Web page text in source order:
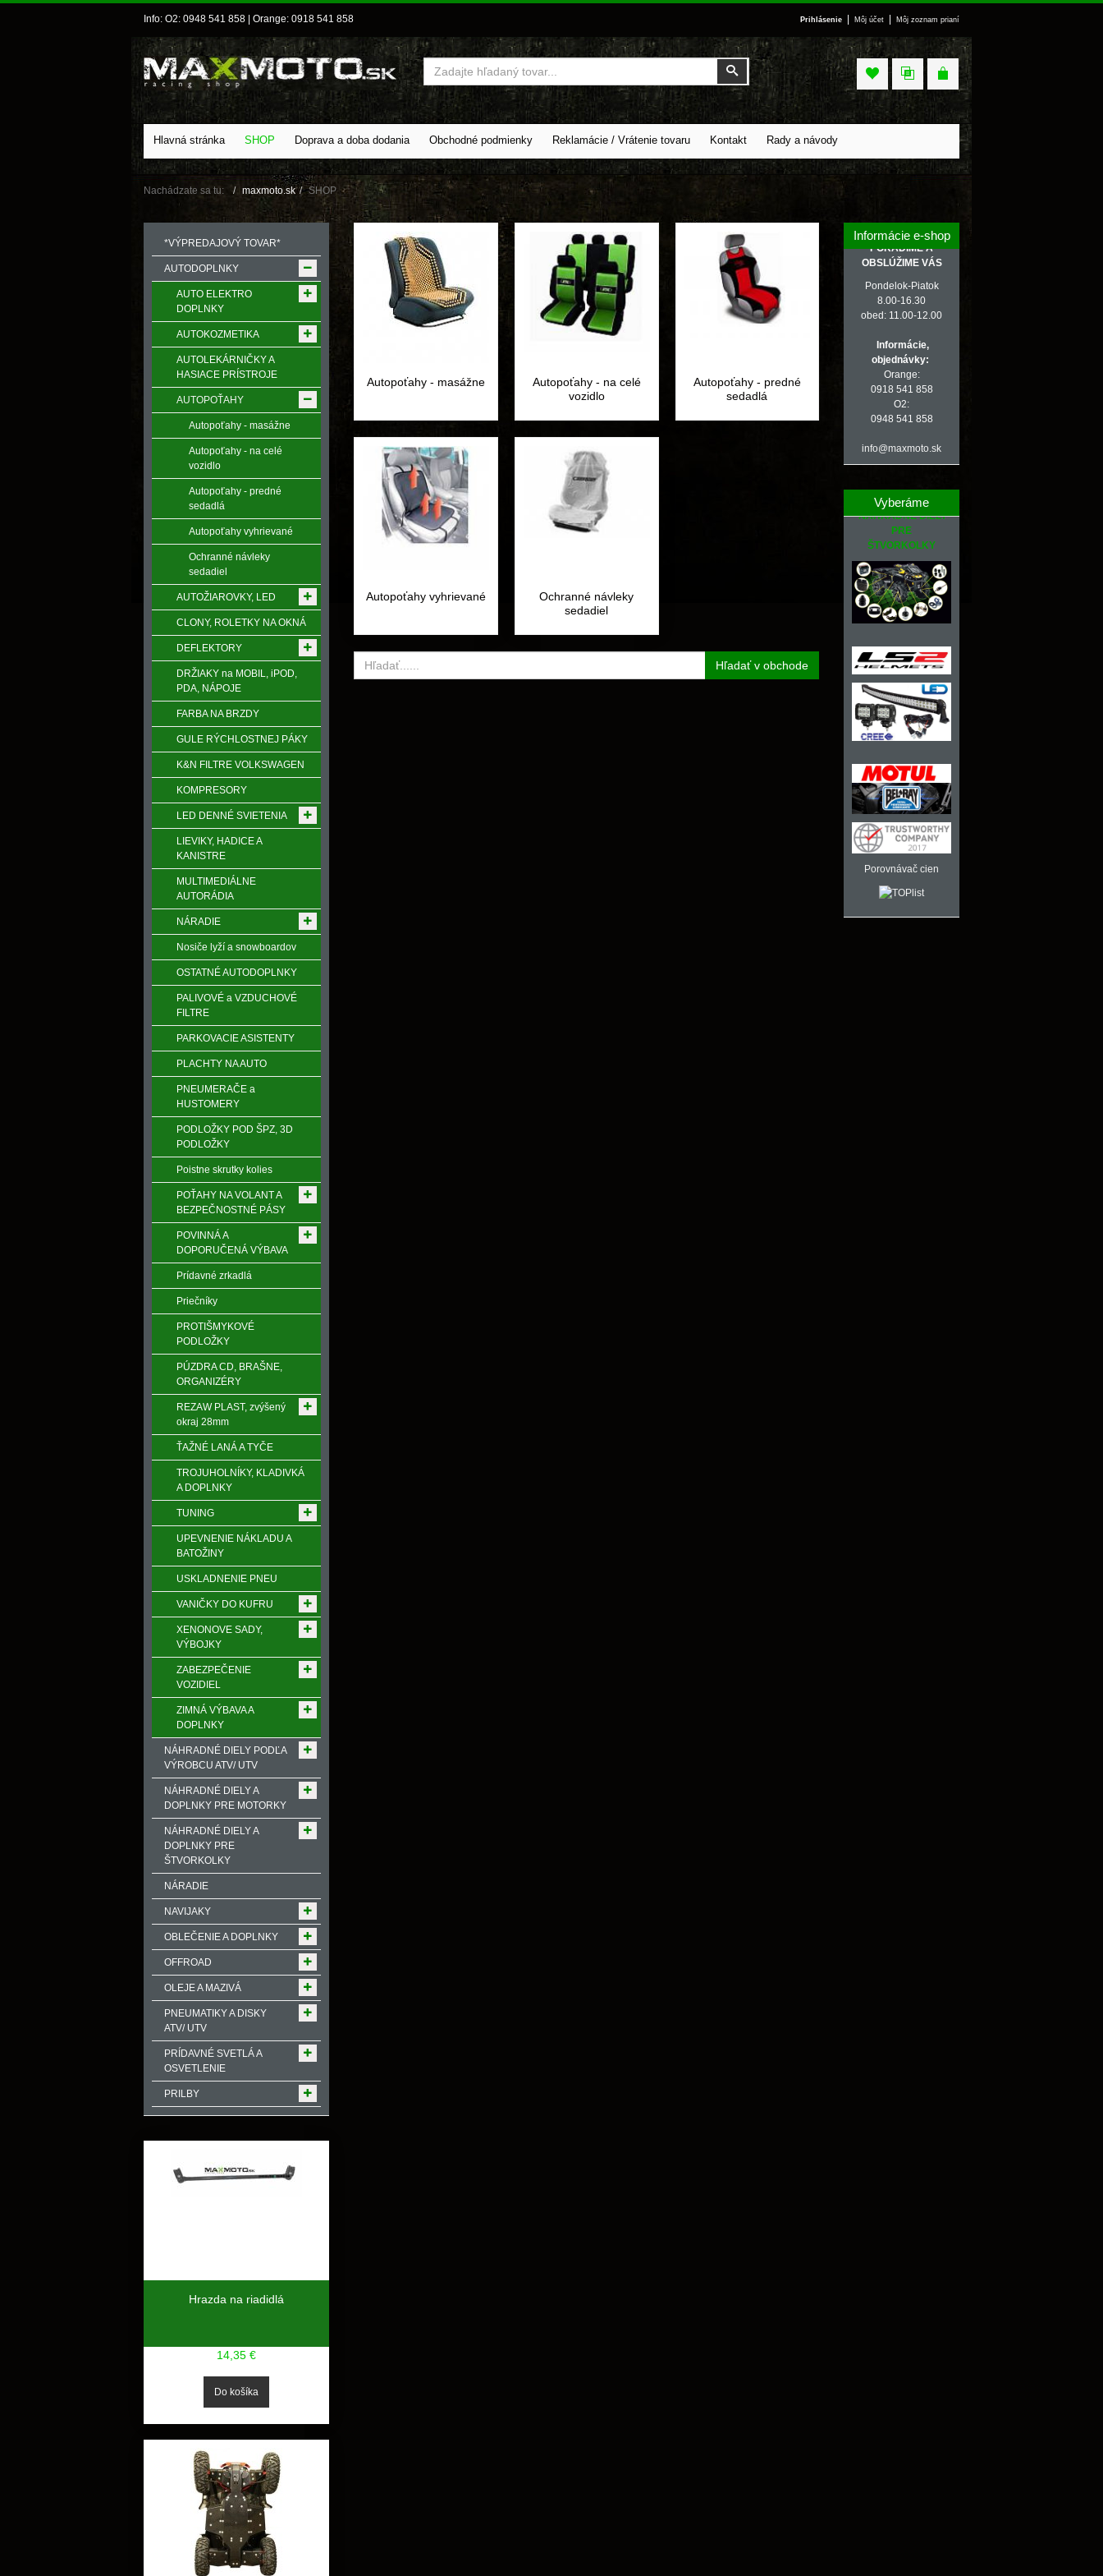
Info: O2: 0948 541 858 | Orange: 0918 541 858 Prihlásenie Môj účet Môj zoznam prianí
Vyhľadať
Vyhľadať
Hlavná stránka SHOP Doprava a doba dodania Obchodné podmienky Reklamácie / Vrátenie tovaru Kontakt Rady a návody
Nachádzate sa tu: maxmoto.sk SHOP
Autopoťahy - masážne
Autopoťahy - na celé
vozidlo
Autopoťahy - predné
sedadlá
Autopoťahy vyhrievané
Ochranné návleky
sedadiel
Hľadať v obchode
*VÝPREDAJOVÝ TOVAR*
AUTODOPLNKY
AUTO ELEKTRO
DOPLNKY
AUTOKOZMETIKA
AUTOLEKÁRNIČKY A
HASIACE PRÍSTROJE
AUTOPOŤAHY
Autopoťahy - masážne
Autopoťahy - na celé
vozidlo
Autopoťahy - predné
sedadlá
Autopoťahy vyhrievané
Ochranné návleky
sedadiel
AUTOŽIAROVKY, LED
CLONY, ROLETKY NA OKNÁ
DEFLEKTORY
DRŽIAKY na MOBIL, iPOD,
PDA, NÁPOJE
FARBA NA BRZDY
GULE RÝCHLOSTNEJ PÁKY
K&N FILTRE VOLKSWAGEN
KOMPRESORY
LED DENNÉ SVIETENIA
LIEVIKY, HADICE A
KANISTRE
MULTIMEDIÁLNE
AUTORÁDIA
NÁRADIE
Nosiče lyží a snowboardov
OSTATNÉ AUTODOPLNKY
PALIVOVÉ a VZDUCHOVÉ
FILTRE
PARKOVACIE ASISTENTY
PLACHTY NA AUTO
PNEUMERAČE a
HUSTOMERY
PODLOŽKY POD ŠPZ, 3D
PODLOŽKY
Poistne skrutky kolies
POŤAHY NA VOLANT A
BEZPEČNOSTNÉ PÁSY
POVINNÁ A
DOPORUČENÁ VÝBAVA
Prídavné zrkadlá
Priečníky
PROTIŠMYKOVÉ
PODLOŽKY
PÚZDRA CD, BRAŠNE,
ORGANIZÉRY
REZAW PLAST, zvýšený
okraj 28mm
ŤAŽNÉ LANÁ A TYČE
TROJUHOLNÍKY, KLADIVKÁ
A DOPLNKY
TUNING
UPEVNENIE NÁKLADU A
BATOŽINY
USKLADNENIE PNEU
VANIČKY DO KUFRU
XENONOVE SADY,
VÝBOJKY
ZABEZPEČENIE
VOZIDIEL
ZIMNÁ VÝBAVA A
DOPLNKY
NÁHRADNÉ DIELY PODĽA
VÝROBCU ATV/ UTV
NÁHRADNÉ DIELY A
DOPLNKY PRE MOTORKY
NÁHRADNÉ DIELY A
DOPLNKY PRE
ŠTVORKOLKY
NÁRADIE
NAVIJAKY
OBLEČENIE A DOPLNKY
OFFROAD
OLEJE A MAZIVÁ
PNEUMATIKY A DISKY
ATV/ UTV
PRÍDAVNÉ SVETLÁ A
OSVETLENIE
PRILBY
Hrazda na riadidlá
14,35 €
Informácie e-shop
PORADÍME A
OBSLÚŽIME VÁS
Pondelok-Piatok
8.00-16.30
obed: 11.00-12.00
Informácie,
objednávky:
Orange:
0918 541 858
O2:
0948 541 858
info@maxmoto.sk
Vyberáme
NÁHRADNÉ DIELY
PRE
ŠTVORKOLKY
Porovnávač cien